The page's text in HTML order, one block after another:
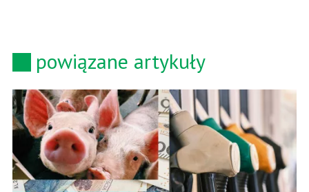
powiązane artykuły